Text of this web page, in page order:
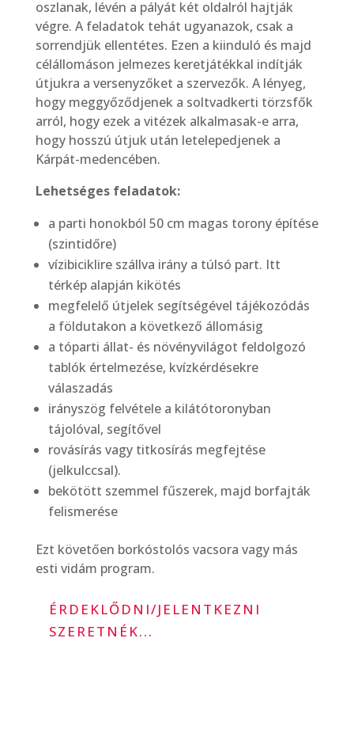
oszlanak, lévén a pályát két oldalról hajtják
végre. A feladatok tehát ugyanazok, csak a
sorrendjük ellentétes. Ezen a kiinduló és majd
célállomáson jelmezes keretjátékkal indítják
útjukra a versenyzőket a szervezők. A lényeg,
hogy meggyőződjenek a soltvadkerti törzsfők
arról, hogy ezek a vitézek alkalmasak-e arra,
hogy hosszú útjuk után letelepedjenek a
Kárpát-medencében.
Lehetséges feladatok:
a parti honokból 50 cm magas torony építése
(szintidőre)
vízibiciklire szállva irány a túlsó part. Itt
térkép alapján kikötés
megfelelő útjelek segítségével tájékozódás
a földutakon a következő állomásig
a tóparti állat- és növényvilágot feldolgozó
tablók értelmezése, kvízkérdésekre
válaszadás
irányszög felvétele a kilátótoronyban
tájolóval, segítővel
rovásírás vagy titkosírás megfejtése
(jelkulccsal).
bekötött szemmel fűszerek, majd borfajták
felismerése
Ezt követően borkóstolós vacsora vagy más
esti vidám program.
ÉRDEKLŐDNI/JELENTKEZNI
SZERETNÉK...